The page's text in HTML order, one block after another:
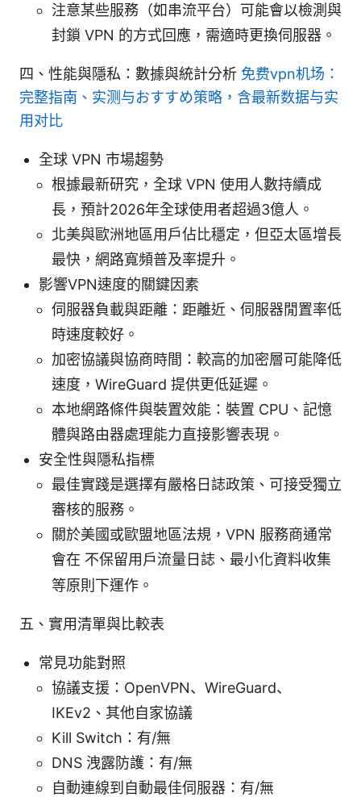
注意某些服務（如串流平台）可能會以檢測與
封鎖 VPN 的方式回應，需適時更換伺服器。
四、性能與隱私：數據與統計分析 免费vpn机场：
完整指南、实测与おすすめ策略，含最新数据与实
用对比
全球 VPN 市場趨勢
根據最新研究，全球 VPN 使用人數持續成
長，預計2026年全球使用者超過3億人。
北美與歐洲地區用戶佔比穩定，但亞太區增長
最快，網路寬頻普及率提升。
影響VPN速度的關鍵因素
伺服器負載與距離：距離近、伺服器閒置率低
時速度較好。
加密協議與協商時間：較高的加密層可能降低
速度，WireGuard 提供更低延遲。
本地網路條件與裝置效能：裝置 CPU、記憶
體與路由器處理能力直接影響表現。
安全性與隱私指標
最佳實踐是選擇有嚴格日誌政策、可接受獨立
審核的服務。
關於美國或歐盟地區法規，VPN 服務商通常
會在 不保留用戶流量日誌 、 最小化資料收集
等原則下運作。
五、實用清單與比較表
常見功能對照
協議支援：OpenVPN、WireGuard、
IKEv2、其他自家協議
Kill Switch：有/無
DNS 洩露防護：有/無
自動連線到自動最佳伺服器：有/無